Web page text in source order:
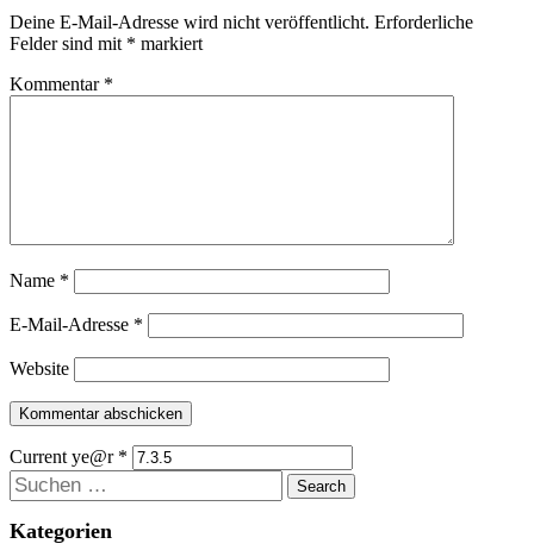
Deine E-Mail-Adresse wird nicht veröffentlicht. Erforderliche
Felder sind mit * markiert
Kommentar *
Name *
E-Mail-Adresse *
Website
Current ye@r *
Suchen
Kategorien